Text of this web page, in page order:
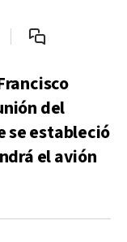
del
se estableció
el avión